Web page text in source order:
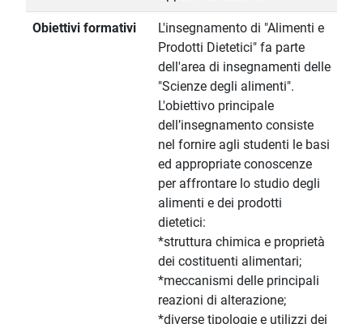
Obiettivi formativi
L'insegnamento di "Alimenti e
Prodotti Dietetici" fa parte
dell'area di insegnamenti delle
"Scienze degli alimenti".
L'obiettivo principale
dell’insegnamento consiste
nel fornire agli studenti le basi
ed appropriate conoscenze
per affrontare lo studio degli
alimenti e dei prodotti
dietetici:
*struttura chimica e proprietà
dei costituenti alimentari;
*meccanismi delle principali
reazioni di alterazione;
*diverse tipologie e utilizzi dei